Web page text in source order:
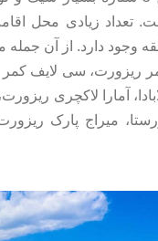
تعداد زیادی محل
وجود دارد. از آن جمله
ریزورت، سی لایف
آمارا لاکچری
میراج پارک